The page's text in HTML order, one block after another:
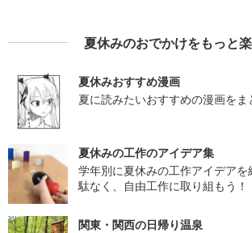
夏休みのおでかけをもっと
夏休みおすすめ漫画
夏に読みたいおすすめの漫画をま
夏休みの工作のアイデア集
学年別に夏休みの工作アイデア
駄なく、自由工作に取り組もう！
関東・関西の日帰り温泉